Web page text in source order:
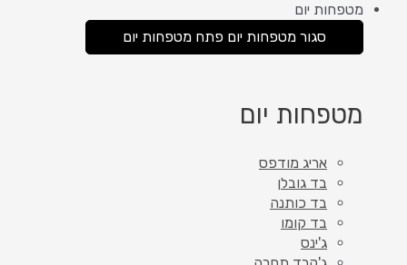
מטפחות יום
סגור מטפחות יום פתח מטפחות יום
מטפחות יום
אריג מודפס
בד גובלן
בד כותנה
בד קומו
ג'ינס